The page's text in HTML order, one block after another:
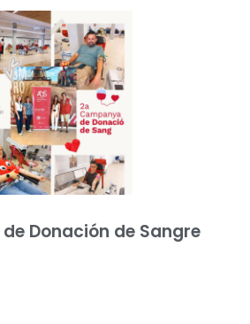
Donación de Sangre